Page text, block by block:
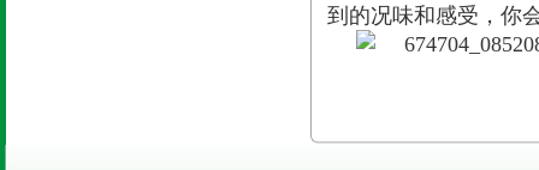
到的况味和感受，你